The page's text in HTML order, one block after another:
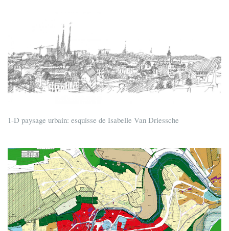
1-D paysage urbain: esquisse de Isabelle Van Driessche